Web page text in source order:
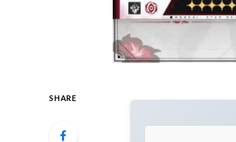
SHARE